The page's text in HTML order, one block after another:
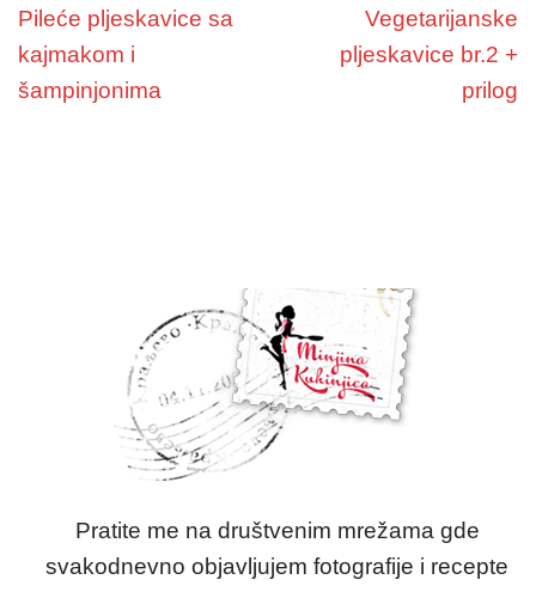
Pileće pljeskavice sa
kajmakom i
šampinjonima
Vegetarijanske
pljeskavice br.2 +
prilog
Pratite me na društvenim mrežama gde
svakodnevno objavljujem fotografije i recepte